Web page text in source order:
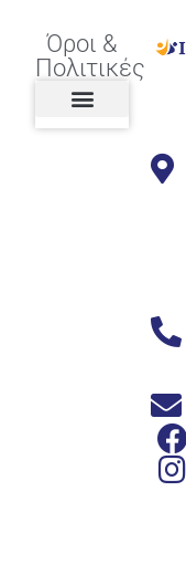
Όροι &
Πολιτικές